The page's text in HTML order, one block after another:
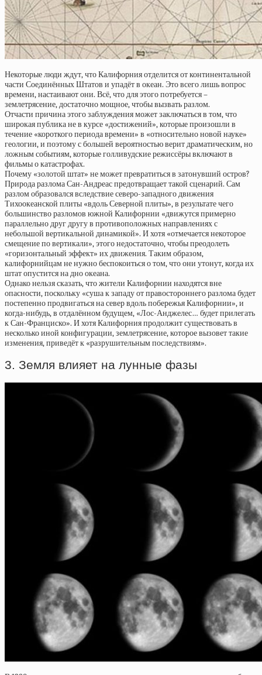
Некоторые люди ждут, что Калифорния отделится от континентальной
части Соединённых Штатов и упадёт в океан. Это всего лишь вопрос
времени, настаивают они. Всё, что для этого потребуется –
землетрясение, достаточно мощное, чтобы вызвать разлом.
Отчасти причина этого заблуждения может заключаться в том, что
широкая публика не в курсе «достижений», которые произошли в
течение «короткого периода времени» в «относительно новой науке»
геологии, и поэтому с большей вероятностью верит драматическим, но
ложным событиям, которые голливудские режиссёры включают в
фильмы о катастрофах.
Почему «золотой штат» не может превратиться в затонувший остров?
Природа разлома Сан-Андреас предотвращает такой сценарий. Сам
разлом образовался вследствие северо-западного движения
Тихоокеанской плиты «вдоль Северной плиты», в результате чего
большинство разломов южной Калифорнии «движутся примерно
параллельно друг другу в противоположных направлениях с
небольшой вертикальной динамикой». И хотя «отмечается некоторое
смещение по вертикали», этого недостаточно, чтобы преодолеть
«горизонтальный эффект» их движения. Таким образом,
калифорнийцам не нужно беспокоиться о том, что они утонут, когда их
штат опустится на дно океана.
Однако нельзя сказать, что жители Калифорнии находятся вне
опасности, поскольку «суша к западу от правостороннего разлома будет
постепенно продвигаться на север вдоль побережья Калифорнии», и
когда-нибудь, в отдалённом будущем, «Лос-Анджелес… будет прилегать
к Сан-Франциско». И хотя Калифорния продолжит существовать в
несколько иной конфигурации, землетрясение, которое вызовет такие
изменения, приведёт к «разрушительным последствиям».
3. Земля влияет на лунные фазы